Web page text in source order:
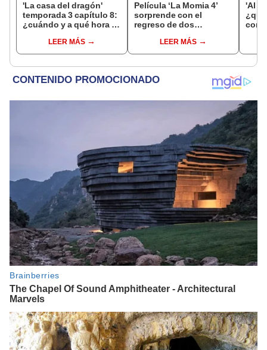
'La casa del dragón'
temporada 3 capítulo 8:
¿cuándo y a qué hora se
'House of the dragon'?
LEER MÁS
Película ‘La Momia 4’
sorprende con el
regreso de dos
junto a Brendan Fraser y
Rachel Weisz
LEER MÁS
'Al